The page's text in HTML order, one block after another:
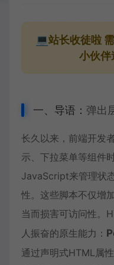
💻站长收徒啦
小伙伴
一、导语： 弹出
长久以来，前端开发
示、下拉菜单等组件
JavaScript来管理状
性。这些脚本不仅增
当而损害可访问性。
人振奋的原生能力：
通过声明式HTML属